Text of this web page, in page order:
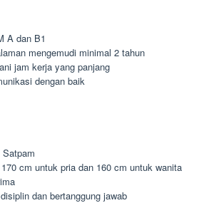
A dan B1
mengemudi minimal 2 tahun
jam kerja yang panjang
dengan baik
cm untuk pria dan 160 cm untuk wanita
dan bertanggung jawab